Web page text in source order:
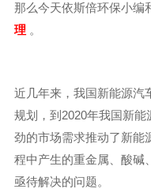
那么今天依斯倍环保小编
理。
近几年来，我国新能源汽
规划，到2020年我国新
劲的市场需求推动了新能
程中产生的重金属、酸碱
亟待解决的问题。